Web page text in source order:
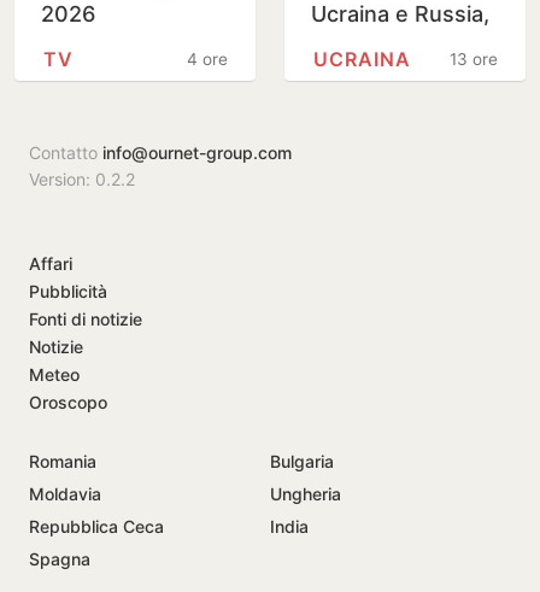
2026
4 ore
TV
Ucraina e Russia,
diplomazia' ++13 ore
UCRAINA
Contatto info@ournet-group.com
Version: 0.2.2
Affari
Pubblicità
Fonti di notizie
Notizie
Meteo
Oroscopo
Romania
Bulgaria
Moldavia
Ungheria
Repubblica Ceca
India
Spagna